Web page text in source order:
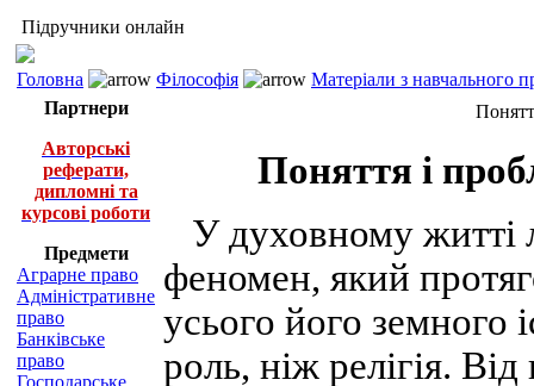
Підручники онлайн
Головна Філософія
Матеріали з навчального
Партнери
Авторські
реферати,
дипломні та
курсові роботи
Предмети
Аграрне право
Адміністративне
право
Банківське
право
Господарське
Поняття і
У духовному житті
феномен, який
усього його земного
роль, ніж релігія.